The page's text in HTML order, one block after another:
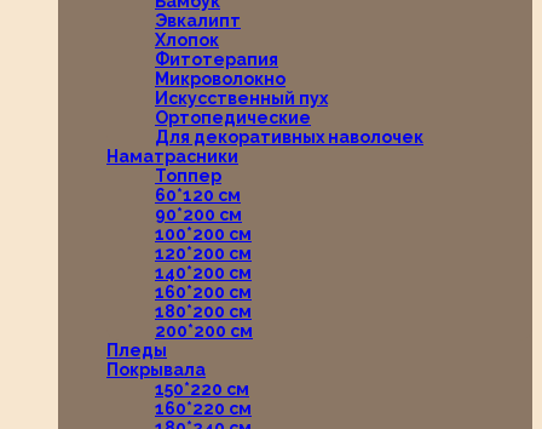
Эвкалипт
Хлопок
Фитотерапия
Микроволокно
Искусственный пух
Ортопедические
Для декоративных наволочек
Наматрасники
Топпер
60*120 см
90*200 см
100*200 см
120*200 см
140*200 см
160*200 см
180*200 см
200*200 см
Пледы
Покрывала
150*220 см
160*220 см